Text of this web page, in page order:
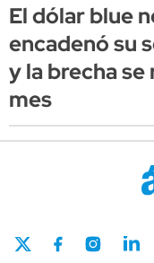
El dólar blue
encadenó su
y la brecha
mes